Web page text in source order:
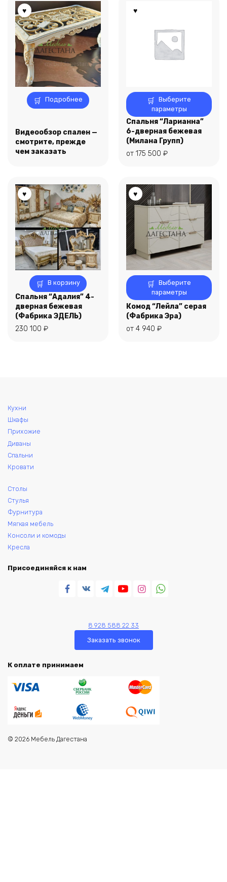
Подробнее
Видеообзор спален —
смотрите, прежде
чем заказать
Выберите
параметры
Этот
товар
имеет
несколько
вариаций.
странице
товара.
Спальня “Ларианна”
6-дверная бежевая
(Милана Групп)
от 175 500 ₽
В корзину
Спальня “Адалия” 4-
дверная бежевая
(Фабрика ЭДЕЛЬ)
230 100 ₽
Выберите
параметры
Этот
товар
имеет
несколько
вариаций.
Комод “Лейла” серая
(Фабрика Эра)
от 4 940 ₽
Кухни
Шкафы
Прихожие
Диваны
Спальни
Кровати
Столы
Стулья
Фурнитура
Мягкая мебель
Консоли и комоды
Кресла
Присоединяйся к нам
8 928 588 22 33
Заказать звонок
К оплате принимаем
© 2026 Мебель Дагестана